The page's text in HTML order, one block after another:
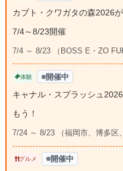
カブト・クワガタの森2026
7/4～8/23開催
7/4 ～ 8/23 （BOSS E・ZO
体験 開催中
キャナル・スプラッシュ
もう！
7/24 ～ 8/23 （福岡市、博多区
グルメ 開催中